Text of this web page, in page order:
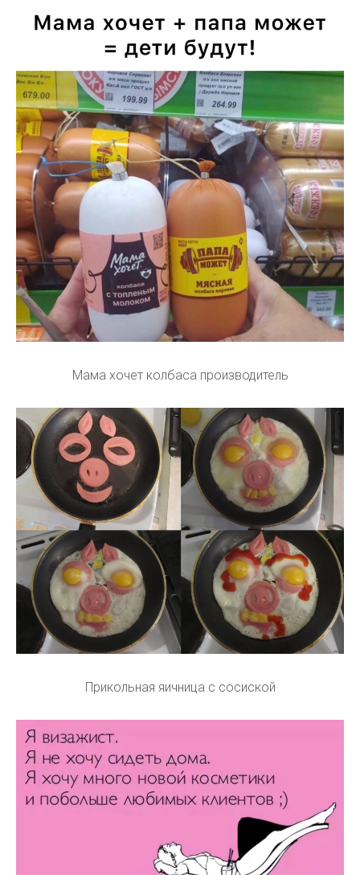
Мама хочет колбаса производитель
Прикольная яичница с сосиской